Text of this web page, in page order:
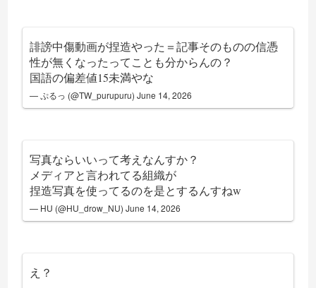
誹謗中傷動画が捏造やった＝記事そのものの信憑
性が無くなったってことも分からんの？
国語の偏差値15未満やな
— ぷるっ (@TW_purupuru)June 14, 2026
写真ならいいって考えなんすか？
メディアと言われてる組織が
捏造写真を使ってるのを是とするんすねw
— HU (@HU_drow_NU)June 14, 2026
え？